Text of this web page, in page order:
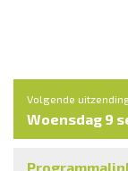
Volgende
Woensdag 9